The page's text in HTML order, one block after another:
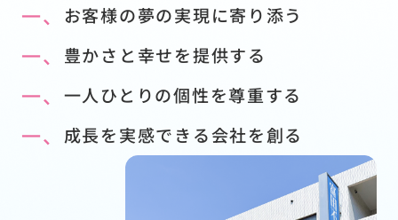
一、 お客様の夢の実現に寄り添う
一、 豊かさと幸せを提供する
一、 一人ひとりの個性を尊重する
一、 成長を実感できる会社を創る